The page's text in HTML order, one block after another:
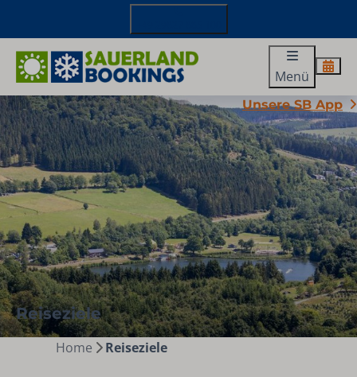
Menü
Reiseziele
Unsere SB App
Home Reiseziele